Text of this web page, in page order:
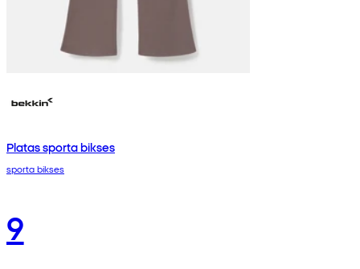
Platas sporta bikses
sporta bikses
9